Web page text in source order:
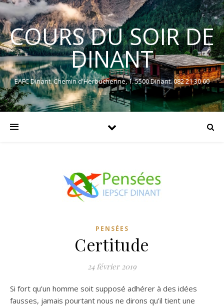
COURS DU SOIR DE
DINANT
EAFC Dinant. Chemin d'Herbuchenne, 1. 5500 Dinant. 082 21 30 60
PENSÉES
Certitude
24 février 2019
Si fort qu’un homme soit supposé adhérer à des idées
fausses, jamais pourtant nous ne dirons qu’il tient une